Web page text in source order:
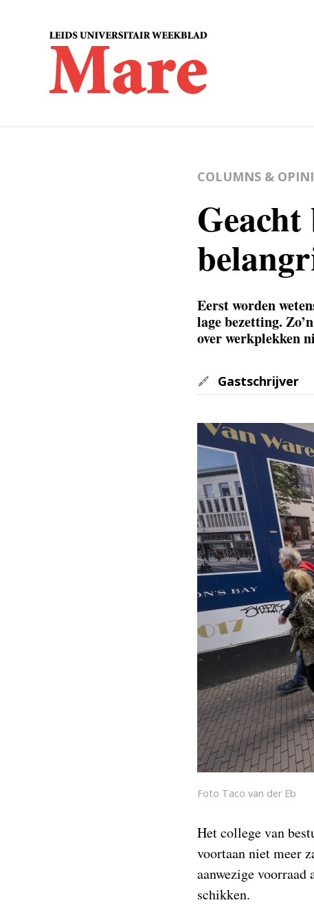
COLUMNS &
Eerst worden
lage bezetting.
over werkplekken
Gastschrijver
Foto Taco van der Eb
Het college van
voortaan niet meer
aanwezige
schikken.